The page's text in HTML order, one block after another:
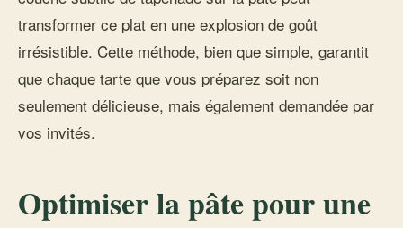
transformer ce plat en une explosion de goût
irrésistible. Cette méthode, bien que simple, garantit
que chaque tarte que vous préparez soit non
seulement délicieuse, mais également demandée par
vos invités.
Optimiser la pâte pour une